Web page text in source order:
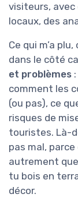
visiteurs, avec
locaux, des
Ce qui m’a
dans le côté
et problèmes
comment les
(ou pas), ce
risques de
touristes. Là-
pas mal,
autrement
tu bois en
décor.